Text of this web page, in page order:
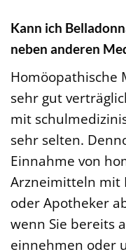
Kann ich
neben anderen
Homöopathische
sehr gut
mit
sehr selten.
Einnahme von
Arzneimitteln mit
oder Apotheker
wenn Sie bereits
einnehmen oder